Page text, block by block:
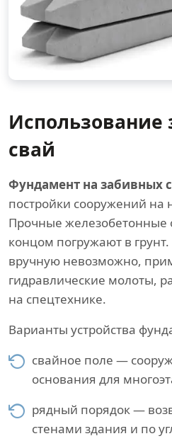
Использование
свай
Фундамент на забивных
постройки сооружений на
Прочные железобетонные
концом погружают в
вручную невозможно,
гидравлические молоты,
на спецтехнике.
Варианты устройства
свайное поле —
основания для
рядный порядок —
стенами здания и по